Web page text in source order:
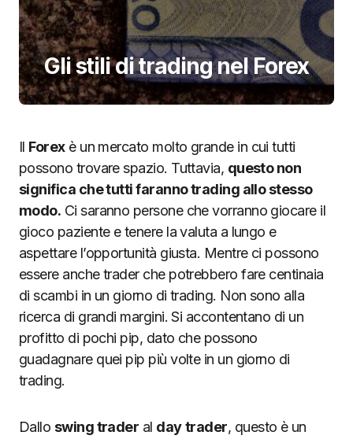
Gli stili di trading nel Forex
Il Forexè un mercato molto grande in cui tutti
possono trovare spazio. Tuttavia, questo non
significa che tutti faranno trading allo stesso
modo. Ci saranno persone che vorranno giocare il
gioco paziente e tenere la valuta a lungo e
aspettare l’opportunità giusta. Mentre ci possono
essere anche trader che potrebbero fare centinaia
di scambi in un giorno di trading. Non sono alla
ricerca di grandi margini. Si accontentano di un
profitto di pochi pip, dato che possono
guadagnare quei pip più volte in un giorno di
trading.
Dallo swing trader al day trader, questo è un